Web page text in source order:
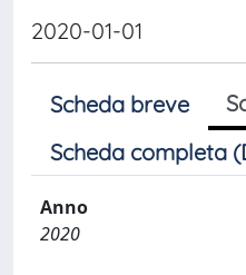
2020-01-01
Scheda breve
Scheda completa
Anno
2020